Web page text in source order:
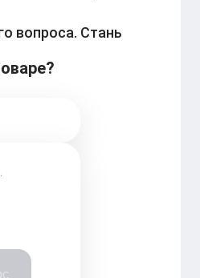
вопроса. Стань